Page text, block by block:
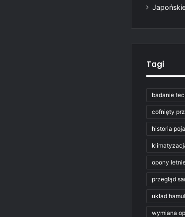
Tagi
badanie
cofnięty
historia
opony
przegląd
układ
wymiana